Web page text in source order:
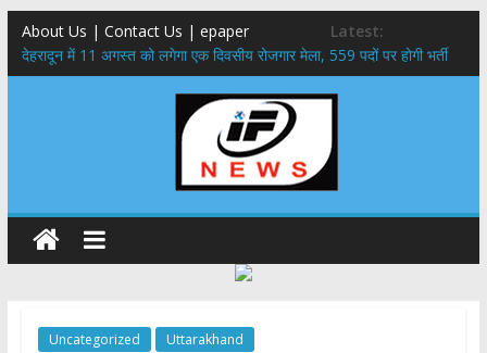
About Us | Contact Us | epaper
Latest:
​देहरादून में 11 अगस्त को लगेगा एक दिवसीय रोजगार मेला, 559 पदों पर होगी भर्ती
459 करोड़ से एचएनबी गढ़वाल विश्वविद्यालय में अनुसंधान संरचना होगी सुदृढ,उच्च
शिक्षा मंत्री धन सिंह रावत ने नवनियुक्त केन्द्रीय शिक्षा मंत्री से की मुलाकात
मुख्यमंत्री से महानिदेशक एनसीसी ने की शिष्टाचार भेंट,उत्तराखण्ड में एनसीसी के
विस्तार एवं आधुनिक आधारभूत संरचना के विकास पर हुई महत्वपूर्ण चर्चा
एमडीडीए बोर्ड बैठक, देहरादून और मसूरी के विकास के लिए 25 बड़े प्रस्तावों को मिली
बुजुर्ग-दिव्यांगों के घर जाएंगे बीएलओ, करेंगे नोटिसों का निस्तारण
Uncategorized Uttarakhand